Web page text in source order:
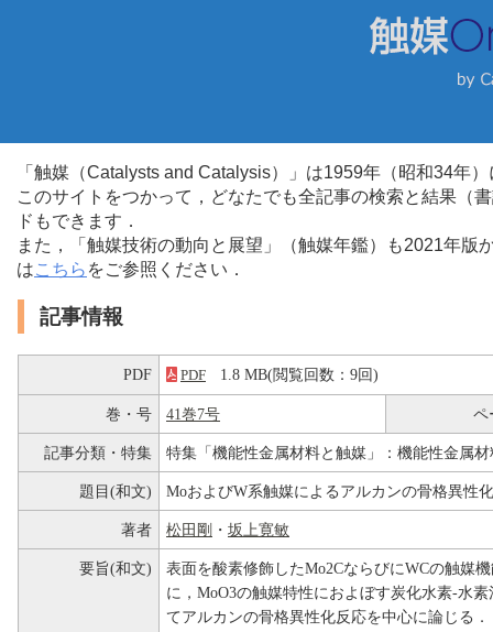
「触媒（Catalysts and Catalysis）」は1959年（昭和34年
このサイトをつかって，どなたでも全記事の検索と結果（
ドもできます．
また，「触媒技術の動向と展望」（触媒年鑑）も2021年
はこちら をご参照ください．
記事情報
PDF PDF 1.8 MB(閲覧回数：9回)
巻・号 41巻7号 ペ
記事分類・特集 特集「機能性金属材料と触媒」：機能性金属
題目(和文) MoおよびW系触媒によるアルカンの骨格異性化
著者 松田剛 ・ 坂上寛敏
要旨(和文)
表面を酸素修飾したMo2CならびにWCの触媒
に，MoO3の触媒特性におよぼす炭化水素-水
てアルカンの骨格異性化反応を中心に論じる．